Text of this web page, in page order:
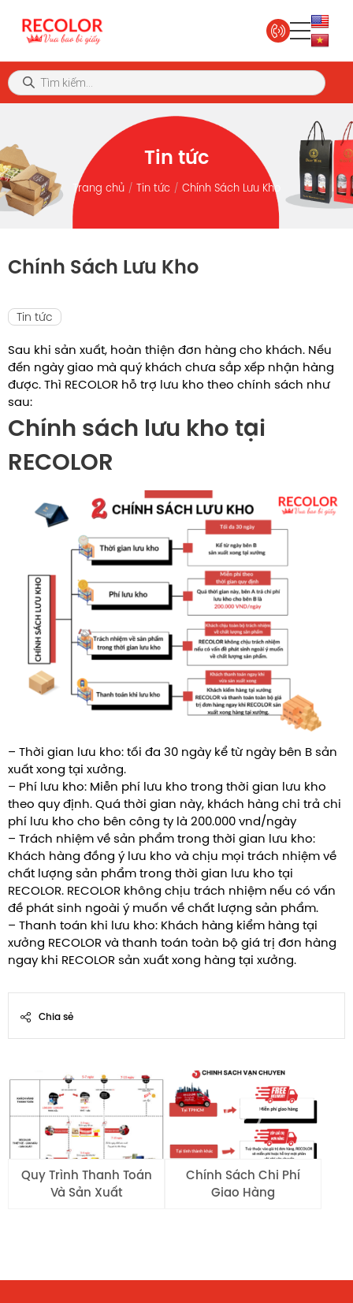
Tin tức
Trang chủ Tin tức Chính Sách Lưu Kho
Chính Sách Lưu Kho
Tin tức
Sau khi sản xuất, hoàn thiện đơn hàng cho khách. Nếu
đến ngày giao mà quý khách chưa sắp xếp nhận hàng
được. Thì RECOLOR hỗ trợ lưu kho theo chính sách như
sau:
Chính sách lưu kho tại
RECOLOR
– Thời gian lưu kho:tối đa 30 ngày kể từ ngày bên B sản
xuất xong tại xưởng.
– Phí lưu kho: Miễn phí lưu kho trong thời gian lưu kho
theo quy định. Quá thời gian này, khách hàng chi trả chi
phí lưu kho cho bên công ty là 200.000 vnd/ngày
– Trách nhiệm về sản phẩm trong thời gian lưu kho:
Khách hàng đồng ý lưu kho và chịu mọi trách nhiệm về
chất lượng sản phẩm trong thời gian lưu kho tại
RECOLOR. RECOLOR không chịu trách nhiệm nếu có vấn
đề phát sinh ngoài ý muốn về chất lượng sản phẩm.
– Thanh toán khi lưu kho: Khách hàng kiểm hàng tại
xưởng RECOLOR và thanh toán toàn bộ giá trị đơn hàng
ngay khi RECOLOR sản xuất xong hàng tại xưởng.
Chia sẻ
Quy Trình Thanh Toán
Và Sản Xuất
Chính Sách Chi Phí
Giao Hàng